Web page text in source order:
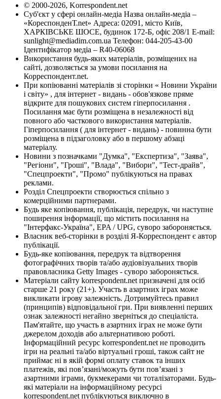
© 2000-2026, Korrespondent.net
Суб'єкт у сфері онлайн-медіа Назва онлайн-медіа –
«КореспонденТ.net» Адреса: 02091, місто Київ,
ХАРКІВСЬКЕ ШОСЕ, будинок 172-Б, офіс 208/1 E-mail:
sunlight@mediadim.com.ua Телефон: 044-205-43-00
Ідентифікатор медіа – R40-06068
Використання будь-яких матеріалів, розміщених на
сайті, дозволяється за умови посилання на
Корреспондент.net.
При копіюванні матеріалів зі сторінки « Новини України
і світу» , для інтернет - видань - обов'язкове пряме
відкрите для пошукових систем гіперпосилання .
Посилання має бути розміщена в незалежності від
повного або часткового використання матеріалів.
Гіперпосилання ( для інтернет - видань) - повинна бути
розміщена в підзаголовку або в першому абзаці
матеріалу.
Новини з позначками "Думка", "Експертиза", "Заява",
"Регіони", "Гроші", "Влада", "Вибори", "Тест-драйв",
"Спецпроекти", "Промо" публікуються на правах
реклами.
Розділ Спецпроекти створюється спільно з
комерційними партнерами.
Будь яке копіювання, публікація, передрук, чи наступне
поширення інформації, що містить посилання на
"Інтерфакс-Україна", EPA / UPG, суворо забороняється.
Власник веб-сторінки в розділі Я-Корреспондент є автор
публікації.
Будь-яке копіювання, передрук та відтворення
фотографічних творів та/або аудіовізуальних творів
правовласника Getty Images - суворо забороняється.
Матеріали сайту korrespondent.net призначені для осіб
старше 21 року (21+). Участь в азартних іграх може
викликати ігрову залежність. Дотримуйтесь правил
(принципів) відповідальної гри. При виявленні перших
ознак залежності негайно зверніться до спеціаліста.
Пам'ятайте, що участь в азартних іграх не може бути
джерелом доходів або альтернативою роботі.
Інформаційний ресурс korrespondent.net не проводить
ігри на реальні та/або віртуальні гроші, також сайт не
приймає ні в якій формі оплату ставок та інших
платежів, які пов’язані/можуть бути пов’язані з
азартними іграми, букмекерами чи тоталізаторами. Будь-
які матеріали на інформаційному ресурсі
korrespondent.net публікуються виключно в